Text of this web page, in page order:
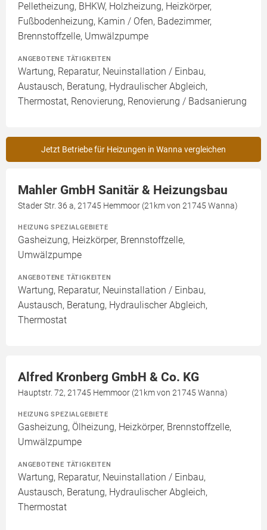
Pelletheizung, BHKW, Holzheizung, Heizkörper,
Fußbodenheizung, Kamin / Ofen, Badezimmer,
Brennstoffzelle, Umwälzpumpe
ANGEBOTENE TÄTIGKEITEN
Wartung, Reparatur, Neuinstallation / Einbau,
Austausch, Beratung, Hydraulischer Abgleich,
Thermostat, Renovierung, Renovierung / Badsanierung
Jetzt Betriebe für Heizungen in Wanna vergleichen
Mahler GmbH Sanitär & Heizungsbau
Stader Str. 36 a, 21745 Hemmoor (21km von 21745 Wanna)
HEIZUNG SPEZIALGEBIETE
Gasheizung, Heizkörper, Brennstoffzelle,
Umwälzpumpe
ANGEBOTENE TÄTIGKEITEN
Wartung, Reparatur, Neuinstallation / Einbau,
Austausch, Beratung, Hydraulischer Abgleich,
Thermostat
Alfred Kronberg GmbH & Co. KG
Hauptstr. 72, 21745 Hemmoor (21km von 21745 Wanna)
HEIZUNG SPEZIALGEBIETE
Gasheizung, Ölheizung, Heizkörper, Brennstoffzelle,
Umwälzpumpe
ANGEBOTENE TÄTIGKEITEN
Wartung, Reparatur, Neuinstallation / Einbau,
Austausch, Beratung, Hydraulischer Abgleich,
Thermostat